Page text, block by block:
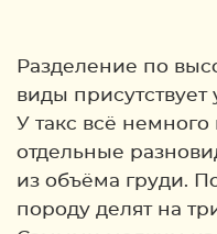
Разделение по
виды
У такс всё
отдельные
из объёма груди.
породу делят на